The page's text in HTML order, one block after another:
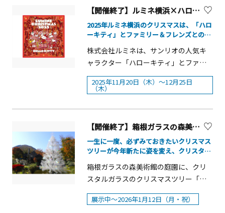
factory わくわくファッションラボ クリ
スマスの遊園地で手軽に楽しめるワン
ハンドメニューターキーレッグや温か
ぴったりなワンハンドメニューを多数
取り揃えています。また今年は、マス
コットキャラクターのグッドをモチー
フにした「グッドのカスタードまん」
所：グッド＆ラッキーのもぐもぐステ
ーション ・スモークターキーレッグ
価 格： 800円 場 所：
KITAKAZE(キッチンカー) ・カボチャと
コーンの濃厚ポタージュ 価 格：
クリスマスツリーのクロッフル
ビエラプラザ周辺■入場料：無料
展示（東日本旅客鉄道株式会社）超電
導リニアコーナー（東海旅客鉄道株式
会社）航空JAL折り紙ヒコーキ教室・制
服着用体験（日本航空株式会社）ANA
お仕事体験ブース（全日本空輸株式会
報連絡会）タクシー子ども免許証をつ
くって、タクシーと記念撮影（神奈川
県タクシー協会川崎支部）コミュニテ
ィ交通チョイソコかわさき（株式会社
アイシン）自動車電気を取り出せるト
ヨタのクルマ（ウエインズトヨタ神奈
川株式会社）トヨタの福祉車両、歩行
領域モビリティ試乗体験（神奈川トヨ
タ自動車株式会社）日産の電気自動車
給電デモンストレーション（日産神奈
川販売株式会社）Nicole BMW/MINIメ
に初開催して 16 回目を迎える今年のコ
ンセプトは「Time」。110 年を超える
歴史と伝統が残る横浜赤レンガ倉庫の
&ldquo;時&rdquo;と、ご来場いただく
お客様の&ldquo;時&rdquo;がクリスマ
スマーケットで重なり、新しい&ldquo;
時&rdquo;を過ごしてほしいという想い
イベントを象徴する本物のモミの木を
使用した巨大ツリーが過去最大約 12m
にアップデートされています。昨年に
続き、海とツリーを臨める完全個室の
浜赤レンガ倉庫周辺に広がる飲食・物
販ブース、会場内を彩る煌びやかなイ
ルミネーション等、今年も幅広いお客
様にお楽しみいただけるコンテンツが
秋閣は外からの見学となります。 企画
展「拝啓、三溪先生 ―松永耳庵と原
三溪」茶の湯を通じ、原三溪(1868-
1939)と親しく交流した松永耳庵
（1875-1971）。二人の交流を関連資
（土）～12月9日（火）■時間：9：00
～17：00■会場：三溪記念館■料金：
入園料のみ紅葉の自然観察会三溪園ボ
ランティアによる自然観察会を開催し
ます。昔のまま自然が豊かに残された
園内の植物の観察を通して、自然との
ふれあいをお楽しみください。■日
程：12月10日（水）■時間：10：30～
11：30 / 13：30～14：30■定員： 30
名（予約不要・先着順）■料金：入園
料のみ※正門にある案内板付近にご集
「BALLPARK Xmas YOKOHAMA
「Spotlight(スポットライト)」。訪れ
て、メイン会場である横浜公園が、昼
も夜も、大人も子どもも楽しめるコン
テンツが広がる入場無料の&ldquo;あそ
びまクリスマス&rdquo;空間に変化しま
ツリーエリア)」には、巨大なホワイト
クリスマスツリーが登場。温かみのあ
るウォームホワイトのLEDで光の演出
を施します。「Star Area(スターエリ
ア)」には横浜公園らしい大きな星型の
■Stage「Stage(ステージ)」では2025
【開催終了】ルミネ横浜×ハローキティのクリスマス期間限定イベント
2025年ルミネ横浜のクリスマスは、「ハロ
ーキティ」とファミリー＆フレンズとのコ
株式会社ルミネは、サンリオの人気キ
ャラクター「ハローキティ」とファミ
リー＆フレンズとコラボレーションし
たクリスマスキャンペーンを2025年12
は、世界的に活躍するクリエイター・
ファンタジスタ歌麿呂氏がデザインデ
ル・ムービーの館内掲示、装飾やグリ
ど、ルミネ全館で&ldquo;ハローキティ
&rdquo;一色のクリスマスを展開しま
す。ハローキティたちで彩られる特別
なクリスマスをお楽しみください。エ
2025年11月20日（木）～12月25日
（木）
【開催終了】箱根ガラスの森美術館 クリスタル・ツリー「アベーテ」
一生に一度、必ずみておきたいクリスマス
ツリーが今年新たに姿を変え、クリスタ
箱根ガラスの森美術館の庭園に、クリ
スタルガラスのクリスマスツリー「ア
ベーテ」が登場しました。高さ約10
ｍ、15万粒のクリスタルガラスで制作
展示中～2026年1月12日（月・祝）